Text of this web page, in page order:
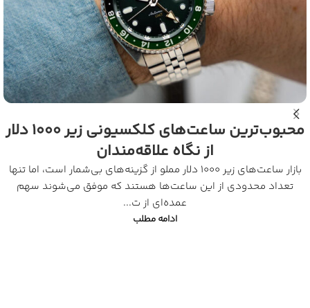
محبوب‌ترین ساعت‌های کلکسیونی زیر ۱۰۰۰ دلار
از نگاه علاقه‌مندان
بازار ساعت‌های زیر ۱۰۰۰ دلار مملو از گزینه‌های بی‌شمار است، اما تنها
تعداد محدودی از این ساعت‌ها هستند که موفق می‌شوند سهم
عمده‌ای از ت...
ادامه مطلب